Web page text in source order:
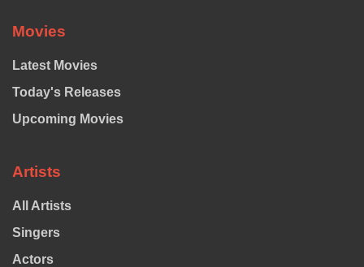
Movies
Latest Movies
Today's Releases
Upcoming Movies
Artists
All Artists
Singers
Actors